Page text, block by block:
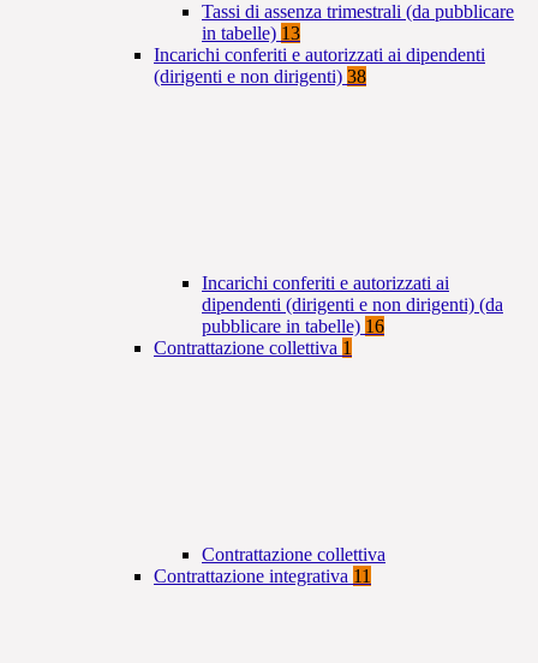
Tassi di assenza trimestrali (da pubblicare
in tabelle) 13
Incarichi conferiti e autorizzati ai dipendenti
(dirigenti e non dirigenti) 38
Incarichi conferiti e autorizzati ai
dipendenti (dirigenti e non dirigenti) (da
pubblicare in tabelle) 16
Contrattazione collettiva 1
Contrattazione collettiva
Contrattazione integrativa 11